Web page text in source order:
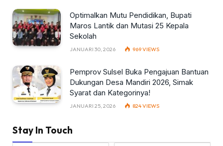
Optimalkan Mutu Pendidikan, Bupati
Maros Lantik dan Mutasi 25 Kepala
Sekolah
JANUARI 30, 2026 969VIEWS
Pemprov Sulsel Buka Pengajuan Bantuan
Dukungan Desa Mandiri 2026, Simak
Syarat dan Kategorinya!
JANUARI 25, 2026 824VIEWS
Stay In Touch